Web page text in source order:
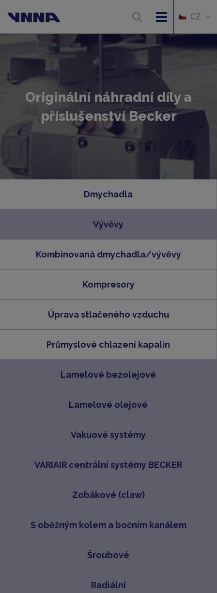
CZ
Originální náhradní díly a
příslušenství Becker
Dmychadla
Vývěvy
Kombinovaná dmychadla/vývěvy
Kompresory
Úprava stlačeného vzduchu
Průmyslové chlazení kapalin
Lamelové bezolejové
Lamelové olejové
Vakuové systémy
VARIAIR centrální systémy BECKER
Zobákové (claw)
S oběžným kolem a bočním kanálem
Šroubové
Radiální